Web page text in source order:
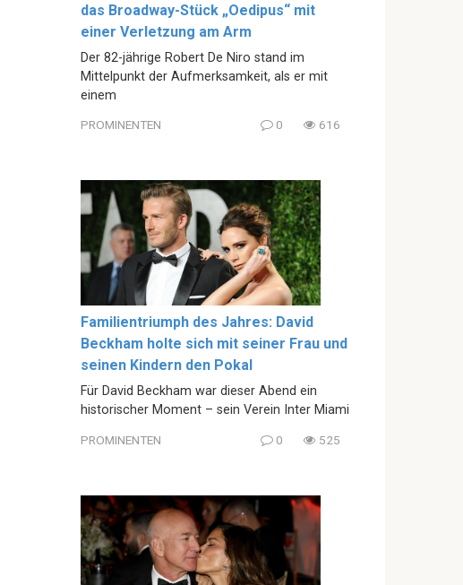
das Broadway-Stück „Oedipus“ mit
einer Verletzung am Arm
Der 82-jährige Robert De Niro stand im
Mittelpunkt der Aufmerksamkeit, als er mit
einem
PROMINENTEN 0 616
Familientriumph des Jahres: David
Beckham holte sich mit seiner Frau und
seinen Kindern den Pokal
Für David Beckham war dieser Abend ein
historischer Moment – sein Verein Inter Miami
PROMINENTEN 0 525